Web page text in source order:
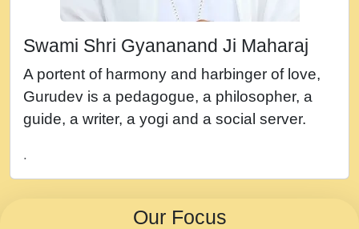
न म गवद गपल गद फर, पयर महन न रझद फर! shri
नह भरस रह लडडल... अपन खट करम क !!!! मह दद
सहर चरण क .....mp3
बगड नसब कसन सवर तर बगर Shri ravinandan
shastri ji maharaj.mp3
Chahe Ram Ho Chahe Shyam Ho.mp3
Swami Shri Gyananand Ji Maharaj
A portent of harmony and harbinger of love,
Gurudev is a pedagogue, a philosopher, a
guide, a writer, a yogi and a social server.
.
Our Focus